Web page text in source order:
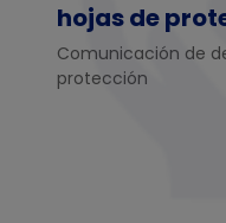
hojas de
Comunicación de
protección